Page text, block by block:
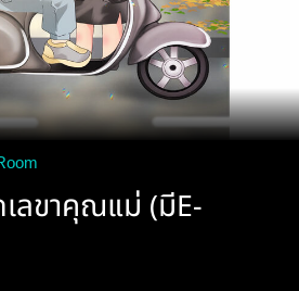
ลขาคุณแม่ (มีE-